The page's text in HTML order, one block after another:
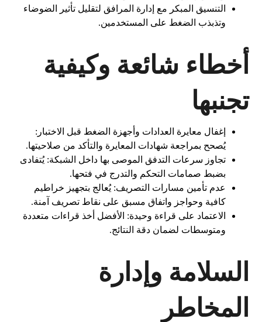
التنسيق المبكر مع إدارة المرافق لتقليل تأثير الضوضاء
وتذبذب الضغط على المستخدمين.
أخطاء شائعة وكيفية
تجنبها
إغفال معايرة العدادات وأجهزة الضغط قبل الاختبار:
يُصحح بمراجعة شهادات المعايرة والتأكد من صلاحيتها.
تجاوز سرعات التدفق الموصى بها داخل الشبكة: يُتفادى
بضبط صمامات التحكم والتدرج في فتحها.
عدم تأمين مسارات التصريف: يُعالج بتجهيز خراطيم
كافية وحواجز واتفاق مسبق على نقاط تصريف آمنة.
الاعتماد على قراءة وحيدة: الأفضل أخذ قراءات متعددة
ومتوسطات لضمان دقة النتائج.
السلامة وإدارة
المخاطر